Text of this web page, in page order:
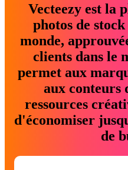
Vecteezy est la
photos de
monde,
clients dans le
permet aux
aux conteurs
ressources
d'économiser
de